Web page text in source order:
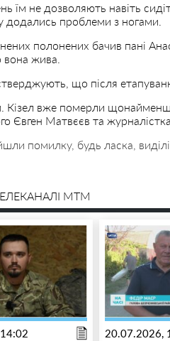
їм не дозволяють навіть
додались проблеми з ногами.
полонених бачив пані
жива.
що після
вже померли щонайменше
Євген Матвєєв та
помилку, будь ласка,
MTM
20.07.2026,